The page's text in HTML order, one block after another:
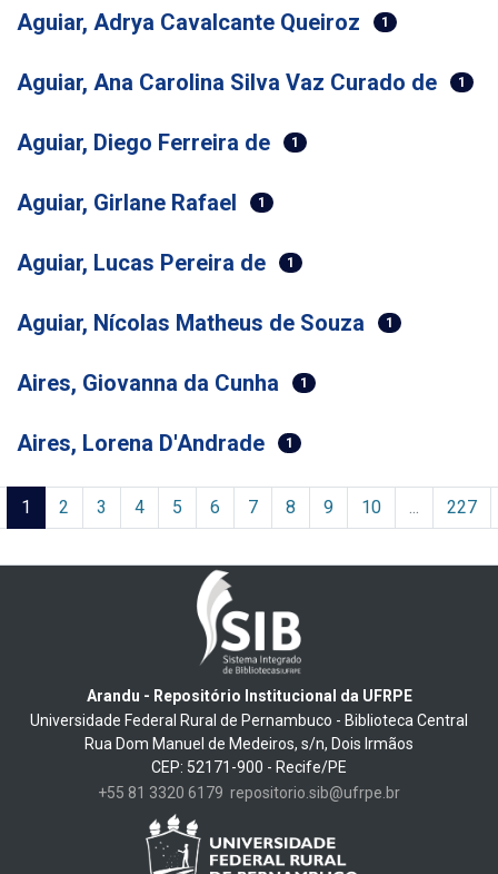
Aguiar, Adrya Cavalcante Queiroz 1
Aguiar, Ana Carolina Silva Vaz Curado de 1
Aguiar, Diego Ferreira de 1
Aguiar, Girlane Rafael 1
Aguiar, Lucas Pereira de 1
Aguiar, Nícolas Matheus de Souza 1
Aires, Giovanna da Cunha 1
Aires, Lorena D'Andrade 1
1 (current)
2 3 4 5 6 7 8 9 10 ... 227
Arandu - Repositório Institucional da UFRPE
Universidade Federal Rural de Pernambuco - Biblioteca Central
Rua Dom Manuel de Medeiros, s/n, Dois Irmãos
CEP: 52171-900 - Recife/PE
+55 81 3320 6179 repositorio.sib@ufrpe.br